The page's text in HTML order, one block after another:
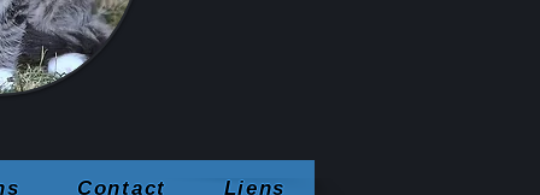
Contact Liens